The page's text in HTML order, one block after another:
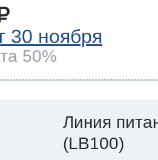
30 ноября
50%
Линия
(LB100)